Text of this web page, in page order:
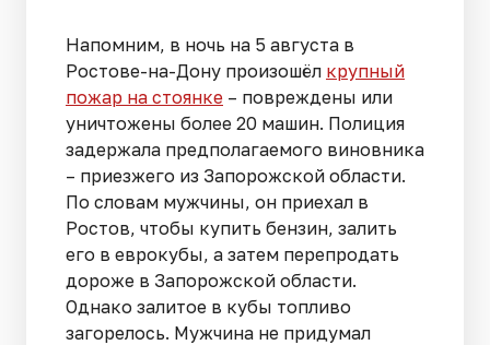
Напомним, в ночь на 5 августа в
Ростове-на-Дону произошёл крупный
пожар на стоянке – повреждены или
уничтожены более 20 машин. Полиция
задержала предполагаемого виновника
– приезжего из Запорожской области.
По словам мужчины, он приехал в
Ростов, чтобы купить бензин, залить
его в еврокубы, а затем перепродать
дороже в Запорожской области.
Однако залитое в кубы топливо
загорелось. Мужчина не придумал